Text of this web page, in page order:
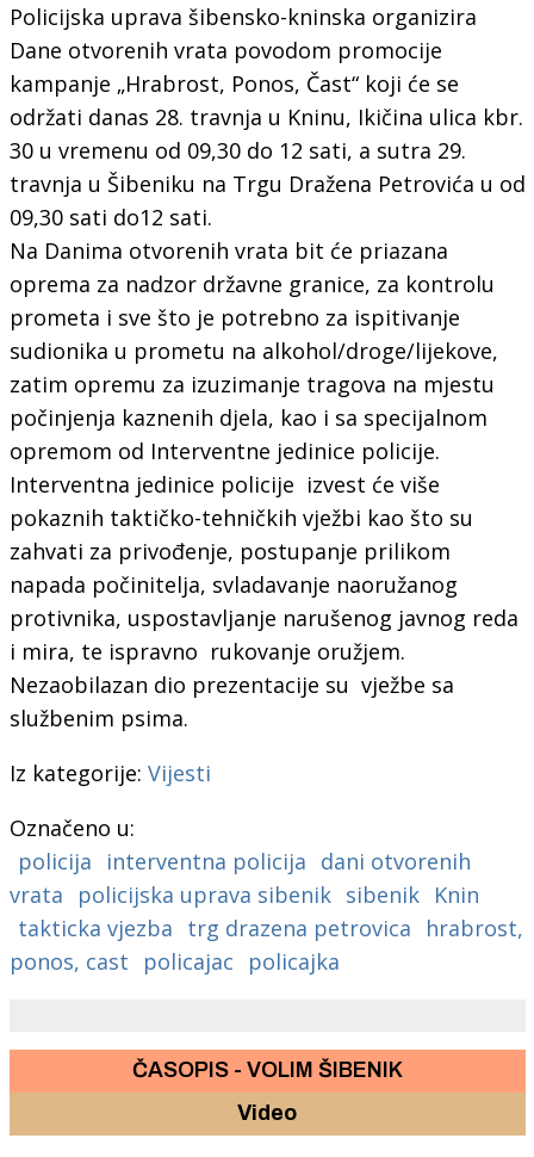
Policijska uprava šibensko-kninska organizira
Dane otvorenih vrata povodom promocije
kampanje „Hrabrost, Ponos, Čast“ koji će se
održati danas 28. travnja u Kninu, Ikičina ulica kbr.
30 u vremenu od 09,30 do 12 sati, a sutra 29.
travnja u Šibeniku na Trgu Dražena Petrovića u od
09,30 sati do12 sati.
Na Danima otvorenih vrata bit će priazana
oprema za nadzor državne granice, za kontrolu
prometa i sve što je potrebno za ispitivanje
sudionika u prometu na alkohol/droge/lijekove,
zatim opremu za izuzimanje tragova na mjestu
počinjenja kaznenih djela, kao i sa specijalnom
opremom od Interventne jedinice policije.
Interventna jedinice policije izvest će više
pokaznih taktičko-tehničkih vježbi kao što su
zahvati za privođenje, postupanje prilikom
napada počinitelja, svladavanje naoružanog
protivnika, uspostavljanje narušenog javnog reda
i mira, te ispravno rukovanje oružjem.
Nezaobilazan dio prezentacije su vježbe sa
službenim psima.
Iz kategorije: Vijesti
Označeno u:
policija
interventna policija dani otvorenih
vrata
policijska uprava sibenik sibenik Knin
takticka vjezba trg drazena petrovica
hrabrost,
ponos, cast
policajac policajka
ČASOPIS - VOLIM ŠIBENIK
Video